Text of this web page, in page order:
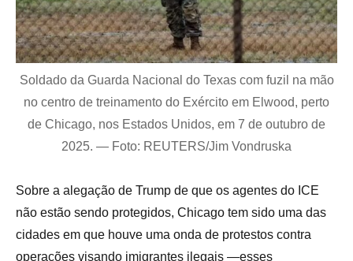
Soldado da Guarda Nacional do Texas com fuzil na mão
no centro de treinamento do Exército em Elwood, perto
de Chicago, nos Estados Unidos, em 7 de outubro de
2025. — Foto: REUTERS/Jim Vondruska
Sobre a alegação de Trump de que os agentes do ICE
não estão sendo protegidos, Chicago tem sido uma das
cidades em que houve uma onda de protestos contra
operações visando imigrantes ilegais —esses